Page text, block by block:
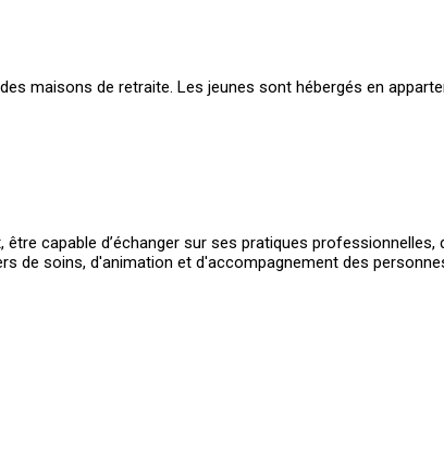
maisons de retraite. Les jeunes sont hébergés en
capable d’échanger sur ses pratiques professionnelles,
de soins, d'animation et d'accompagnement des